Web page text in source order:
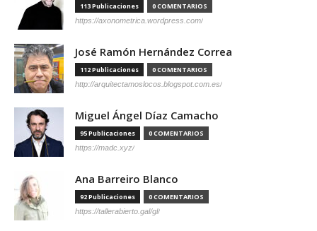
113 Publicaciones 0 COMENTARIOS
https://axonometrica.wordpress.com/
José Ramón Hernández Correa
112 Publicaciones 0 COMENTARIOS
http://arquitectamoslocos.blogspot.com.es/
Miguel Ángel Díaz Camacho
95 Publicaciones 0 COMENTARIOS
https://madc.xyz/
Ana Barreiro Blanco
92 Publicaciones 0 COMENTARIOS
https://tallerabierto.gal/gl/